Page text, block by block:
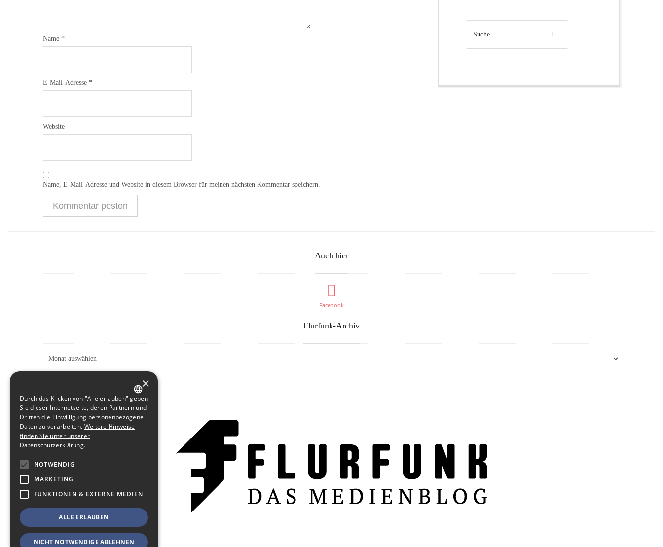
Name *
E-Mail-Adresse *
Website
Name, E-Mail-Adresse und Website in diesem Browser für meinen nächsten Kommentar speichern.
Auch hier
Facebook
Flurfunk-Archiv
GERMAN
ENGLISH
×
Durch das Klicken von "Alle erlauben" geben
Sie dieser Internetseite, deren Partnern und
Dritten die Einwilligung personenbezogene
Daten zu verarbeiten. Weitere Hinweise
finden Sie unter unserer
Datenschutzerklärung.
NOTWENDIG
MARKETING
FUNKTIONEN & EXTERNE MEDIEN
ALLE ERLAUBEN
NICHT NOTWENDIGE ABLEHNEN